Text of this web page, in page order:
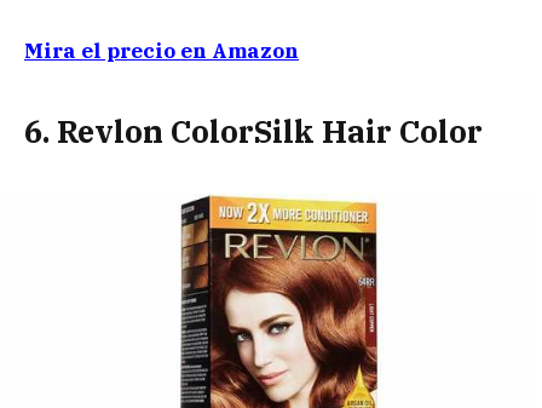
Mira el precio en Amazon
6. Revlon ColorSilk Hair Color